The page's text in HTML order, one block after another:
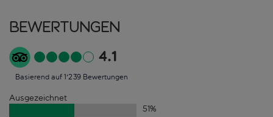
Bewertungen
4.1
Basierend auf 1'239 Bewertungen
Ausgezeichnet
51%